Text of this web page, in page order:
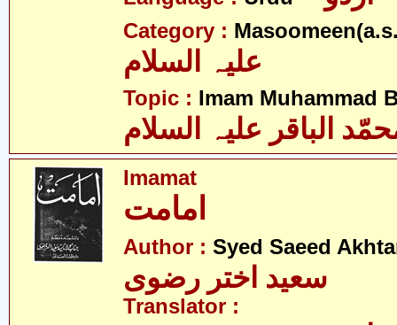
Category :
Topic : Imam Muhammad
الباقر علیہ السلام
Imamat
امامت
Author : Syed Saeed
سعید اختر رضوی
Translator :